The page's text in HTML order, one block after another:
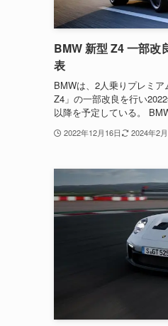
BMW 新型 Z4 一部改
表
BMWは、2人乗りプレミ
Z4」の一部改良を行い
以降を予定している。
2022年12月16日 2024年2